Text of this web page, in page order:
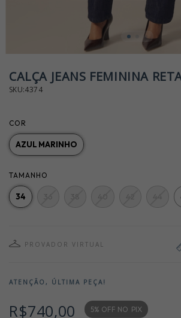
CALÇA JEANS FEMININA
SKU:4374
TAMANHO
34
COR
AZUL MARINHO
PROVADOR VIRTUAL
ATENÇÃO, ÚLTIMA PEÇA!
R$740,00 5% OFF NO PIX